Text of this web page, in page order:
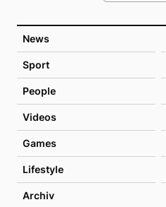
News
Sport
People
Videos
Games
Lifestyle
Archiv